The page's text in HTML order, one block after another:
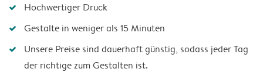
Hochwertiger Druck
Gestalte in weniger als 15 Minuten
Unsere Preise sind dauerhaft günstig, sodass jeder Tag
der richtige zum Gestalten ist.